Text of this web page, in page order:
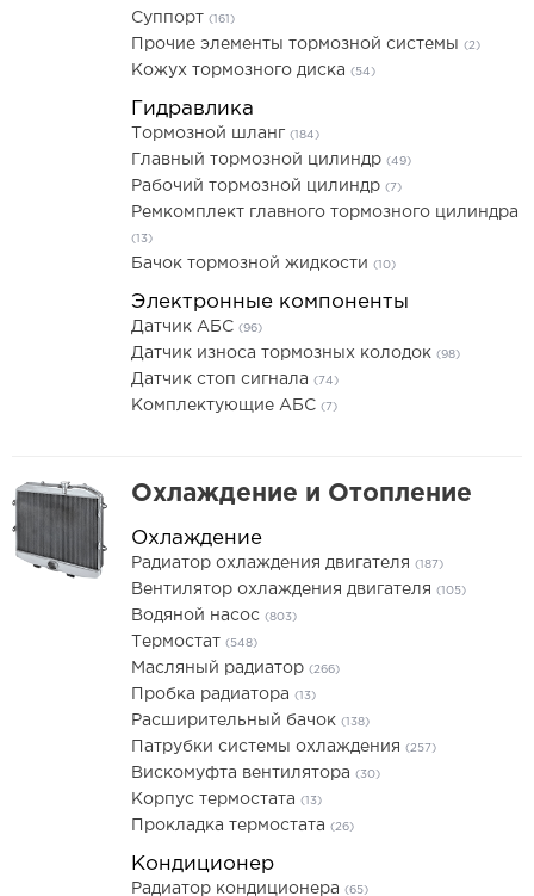
Суппорт (161)
Прочие элементы тормозной системы (2)
Кожух тормозного диска (54)
Гидравлика
Тормозной шланг (184)
Главный тормозной цилиндр (49)
Рабочий тормозной цилиндр (7)
Ремкомплект главного тормозного цилиндра
(13)
Бачок тормозной жидкости (10)
Электронные компоненты
Датчик АБС (96)
Датчик износа тормозных колодок (98)
Датчик стоп сигнала (74)
Комплектующие АБС (7)
Охлаждение и Отопление
Охлаждение
Радиатор охлаждения двигателя (187)
Вентилятор охлаждения двигателя (105)
Водяной насос (803)
Термостат (548)
Масляный радиатор (266)
Пробка радиатора (13)
Расширительный бачок (138)
Патрубки системы охлаждения (257)
Вискомуфта вентилятора (30)
Корпус термостата (13)
Прокладка термостата (26)
Кондиционер
Радиатор кондиционера (65)